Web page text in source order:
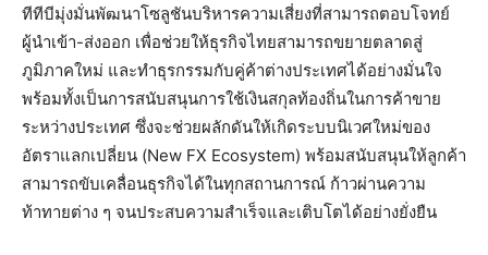
ทีทีบีมุ่งมั่นพัฒนาโซลูชันบริหารความเสี่ยงที่สามารถตอบโจทย์
ผู้นำเข้า-ส่งออก เพื่อช่วยให้ธุรกิจไทยสามารถขยายตลาดสู่
ภูมิภาคใหม่ และทำธุรกรรมกับคู่ค้าต่างประเทศได้อย่างมั่นใจ
พร้อมทั้งเป็นการสนับสนุนการใช้เงินสกุลท้องถิ่นในการค้าขาย
ระหว่างประเทศ ซึ่งจะช่วยผลักดันให้เกิดระบบนิเวศใหม่ของ
อัตราแลกเปลี่ยน (New FX Ecosystem) พร้อมสนับสนุนให้ลูกค้า
สามารถขับเคลื่อนธุรกิจได้ในทุกสถานการณ์ ก้าวผ่านความ
ท้าทายต่าง ๆ จนประสบความสำเร็จและเติบโตได้อย่างยั่งยืน